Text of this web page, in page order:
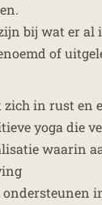
bij wat er al
of
in rust en
yoga die
waarin